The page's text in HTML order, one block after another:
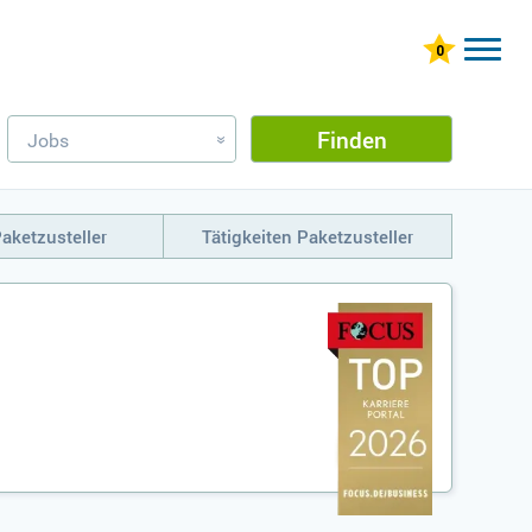
Jobs » Finden
Tätigkeiten Paketzusteller